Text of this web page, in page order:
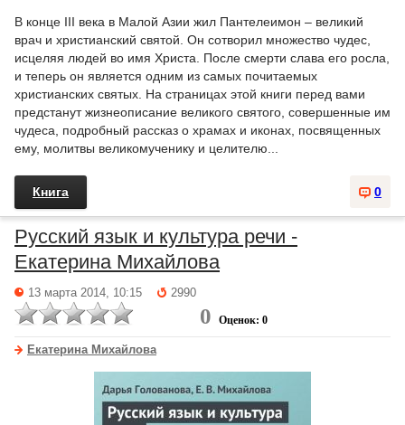
В конце III века в Малой Азии жил Пантелеимон – великий
врач и христианский святой. Он сотворил множество чудес,
исцеляя людей во имя Христа. После смерти слава его росла,
и теперь он является одним из самых почитаемых
христианских святых. На страницах этой книги перед вами
предстанут жизнеописание великого святого, совершенные им
чудеса, подробный рассказ о храмах и иконах, посвященных
ему, молитвы великомученику и целителю...
0
Книга
Русский язык и культура речи -
Екатерина Михайлова
13 марта 2014, 10:15 2990
0 Оценок: 0
Екатерина Михайлова